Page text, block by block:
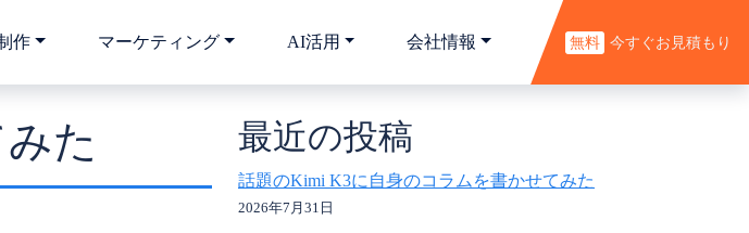
作 マーケティング AI活用 会社情報 無料 今すぐお見積もり
た 最近の投稿
話題のKimi K3に自身のコラムを書かせてみた
2026年7月31日